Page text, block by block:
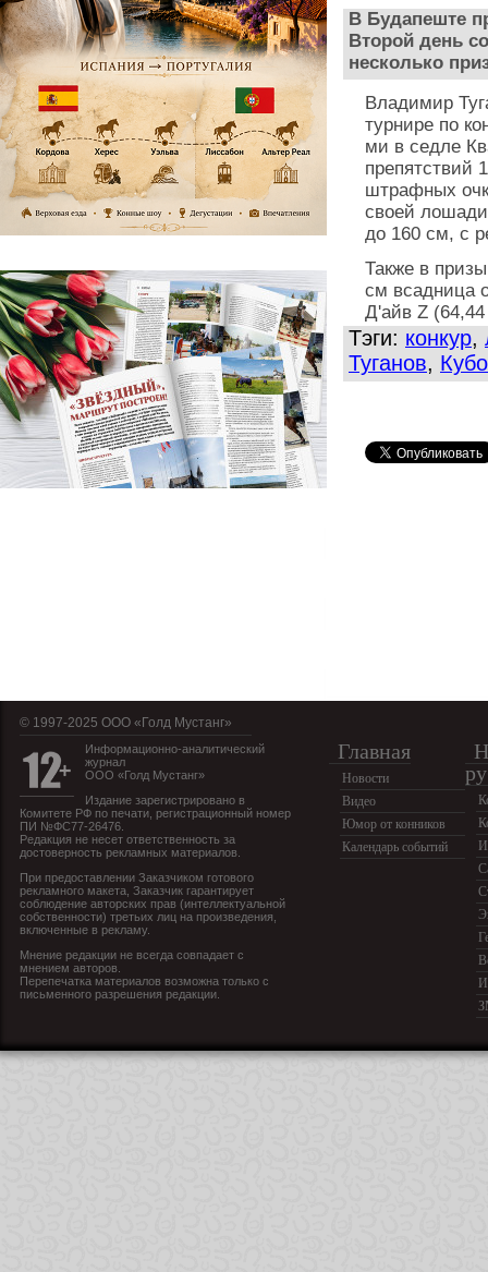
В Будапеште
Второй день
несколько
Владимир
турнире по
ми в седле
препятствий
штрафных
своей
до 160 см, с
Также в
см всадница
Д'айв Z
Тэги: конкур,
Туганов,
© 1997-2025 OOO «Голд Мустанг»
Информационно-аналитический
журнал
ООО «Голд Мустанг»
Издание зарегистрировано в
Комитете РФ по печати, регистрационный номер
ПИ №ФС77-26476.
Редакция не несет ответственность за
достоверность рекламных материалов.
При предоставлении Заказчиком готового
рекламного макета, Заказчик гарантирует
соблюдение авторских прав (интеллектуальной
собственности) третьих лиц на произведения,
включенные в рекламу.
Мнение редакции не всегда совпадает с
мнением авторов.
Перепечатка материалов возможна только с
письменного разрешения редакции.
Главная
Новости
Видео
Юмор от конников
Календарь событий